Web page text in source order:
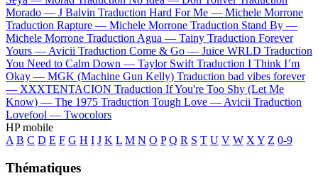
Morado — J Balvin Traduction Hard For Me — Michele Morrone
Traduction Rapture — Michele Morrone Traduction Stand By —
Michele Morrone Traduction Agua — Tainy Traduction Forever
Yours —Avicii Traduction Come & Go — Juice WRLD Traduction
You Need to Calm Down — Taylor Swift Traduction I Think I’m
Okay — MGK (Machine Gun Kelly) Traduction bad vibes forever
— XXXTENTACION Traduction If You're Too Shy (Let Me
Know) — The 1975 Traduction Tough Love —Avicii Traduction
Lovefool — Twocolors
HP mobile
A B C D E F G H I J K L M N O P Q R S T U V W XY Z 0-9
Thématiques